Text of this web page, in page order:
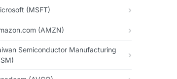
(MSFT)
(AMZN)
Semiconductor Manufacturing